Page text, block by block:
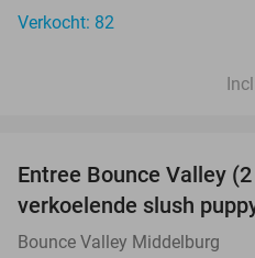
Verkocht: 82
Entree Bounce Valley
verkoelende slush
Bounce Valley Middelburg